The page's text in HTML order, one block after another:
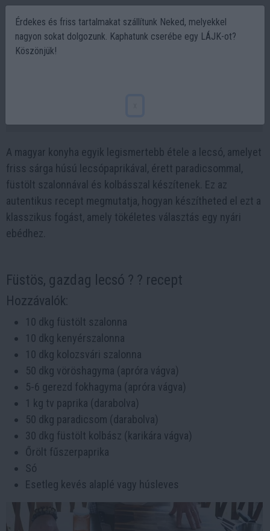
A magyar konyha egyik legismertebb étele a lecsó, amelyet
friss sárga húsú lecsópaprikával, érett paradicsommal,
füstölt szalonnával és kolbásszal készítenek. Ez az
autentikus recept megmutatja, hogyan készítheted el ezt a
klasszikus fogást, amely tökéletes választás egy nyári
ebédhez.
Füstös, gazdag lecsó ? ? recept
Hozzávalók:
10 dkg füstölt szalonna
10 dkg kenyérszalonna
10 dkg kolozsvári szalonna
50 dkg vöröshagyma (apróra vágva)
5-6 gerezd fokhagyma (apróra vágva)
1 kg tv paprika (darabolva)
50 dkg paradicsom (darabolva)
30 dkg füstölt kolbász (karikára vágva)
Őrölt fűszerpaprika
Só
Esetleg kevés alaplé vagy húsleves
Érdekes és friss tartalmakat szállítunk Neked, melyekkel
nagyon sokat dolgozunk. Kaphatunk cserébe egy LÁJK-ot?
Köszönjük!